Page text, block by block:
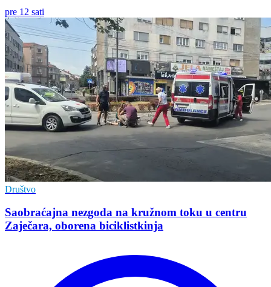
pre 12 sati
Društvo
Saobraćajna nezgoda na kružnom toku u centru
Zaječara, oborena biciklistkinja